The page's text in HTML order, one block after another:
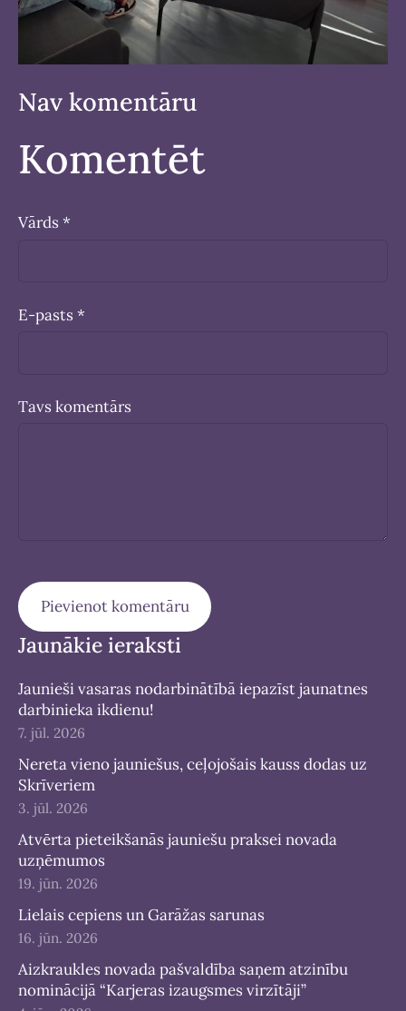
Jaunākie ieraksti
Jaunieši vasaras nodarbinātībā iepazīst jaunatnes
darbinieka ikdienu!
7. jūl. 2026
Nereta vieno jauniešus, ceļojošais kauss dodas uz
Skrīveriem
3. jūl. 2026
Atvērta pieteikšanās jauniešu praksei novada
uzņēmumos
19. jūn. 2026
Lielais cepiens un Garāžas sarunas
16. jūn. 2026
Aizkraukles novada pašvaldība saņem atzinību
nominācijā “Karjeras izaugsmes virzītāji”
Nav komentāru
Komentēt
Vārds *
E-pasts *
Tavs komentārs